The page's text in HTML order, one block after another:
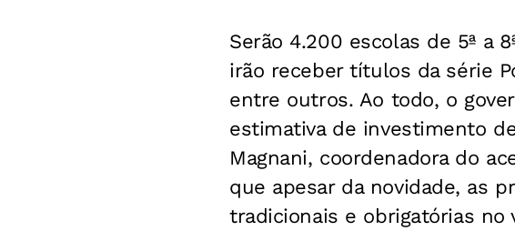
Serão 4.200 escolas de 5ª a
irão receber títulos da série
entre outros. Ao todo, o
estimativa de investimento
Magnani, coordenadora do
que apesar da novidade, as
tradicionais e obrigatórias no